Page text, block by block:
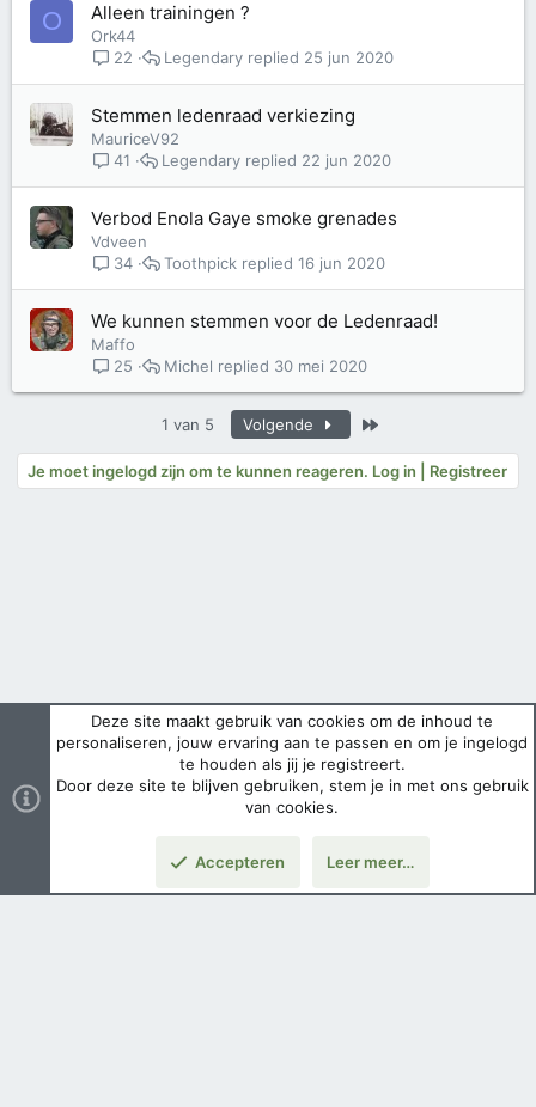
O Alleen trainingen ?
Ork44
22
25 jun 2020
Legendary
Stemmen ledenraad verkiezing
MauriceV92
41
22 jun 2020
Legendary
Verbod Enola Gaye smoke grenades
Vdveen
34
16 jun 2020
Toothpick
We kunnen stemmen voor de Ledenraad!
Maffo
25
30 mei 2020
Michel
1 van 5 Volgende
Je moet ingelogd zijn om te kunnen reageren. Log in | Registreer
Deze site maakt gebruik van cookies om de inhoud te
personaliseren, jouw ervaring aan te passen en om je ingelogd
te houden als jij je registreert.
Door deze site te blijven gebruiken, stem je in met ons gebruik
van cookies.
Accepteren Leer meer…